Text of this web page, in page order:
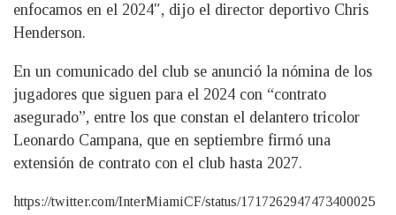
enfocamos en el 2024″, dijo el director deportivo Chris
Henderson.
En un comunicado del club se anunció la nómina de los
jugadores que siguen para el 2024 con “contrato
asegurado”, entre los que constan el delantero tricolor
Leonardo Campana, que en septiembre firmó una
extensión de contrato con el club hasta 2027.
https://twitter.com/InterMiamiCF/status/1717262947473400025